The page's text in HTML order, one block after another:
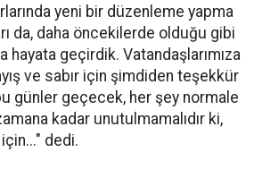
yeni bir düzenleme yapma
da, daha öncekilerde olduğu gibi
hayata geçirdik. Vatandaşlarımıza
ve sabır için şimdiden teşekkür
günler geçecek, her şey normale
kadar unutulmamalıdır ki,
dedi.